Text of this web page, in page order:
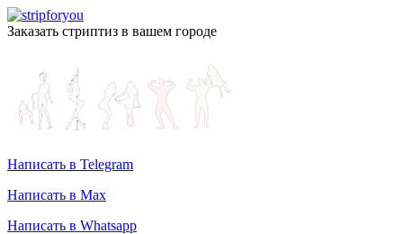
Заказать стриптиз в вашем городе
Написать в Telegram
Написать в Max
Написать в Whatsapp